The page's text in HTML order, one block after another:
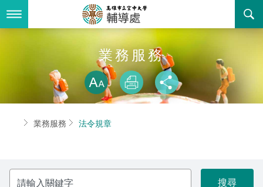
到
要
組織職掌
聯絡資訊
業務服務
法令規章
書表下載
業務服務
略過字型切
放大
列印 分享
首頁業務服務 法令規章
請
輸